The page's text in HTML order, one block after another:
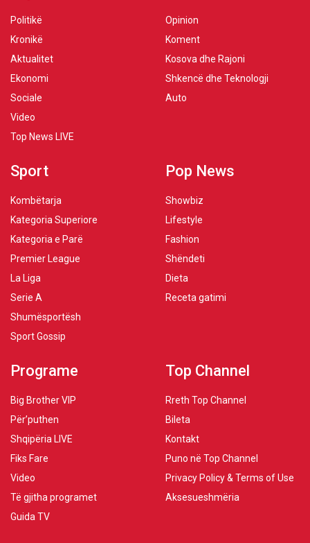
Politikë
Kronikë
Aktualitet
Ekonomi
Sociale
Video
Top News LIVE
Opinion
Koment
Kosova dhe Rajoni
Shkencë dhe Teknologji
Auto
Sport
Kombëtarja
Kategoria Superiore
Kategoria e Parë
Premier League
La Liga
Serie A
Shumësportësh
Sport Gossip
Pop News
Showbiz
Lifestyle
Fashion
Shëndeti
Dieta
Receta gatimi
Programe
Big Brother VIP
Për’puthen
Shqipëria LIVE
Fiks Fare
Video
Të gjitha programet
Guida TV
Top Channel
Rreth Top Channel
Bileta
Kontakt
Puno në Top Channel
Privacy Policy & Terms of Use
Aksesueshmëria